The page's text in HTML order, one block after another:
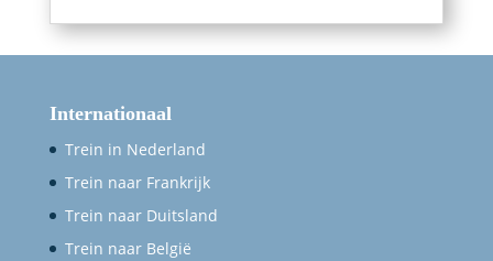
Internationaal
Trein in Nederland
Trein naar Frankrijk
Trein naar Duitsland
Trein naar België